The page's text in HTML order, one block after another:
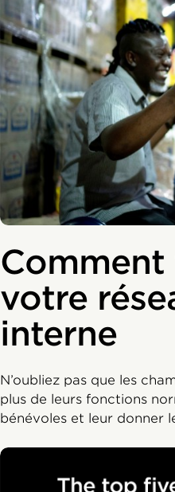
votre
interne
N’oubliez pas que les
plus de leurs fonctions
bénévoles et leur donner